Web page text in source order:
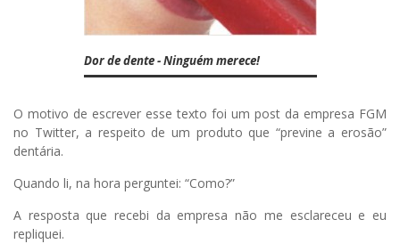
Dor de dente - Ninguém merece!
O motivo de escrever esse texto foi um post da empresa FGM
no Twitter, a respeito de um produto que “previne a erosão”
dentária.
Quando li, na hora perguntei: “Como?”
A resposta que recebi da empresa não me esclareceu e eu
repliquei.